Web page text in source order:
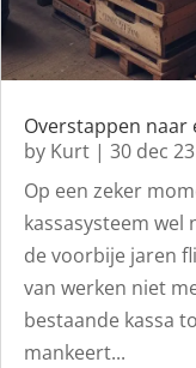
Overstappen naar
by Kurt | 30 dec 23
Op een zeker
kassasysteem wel
de voorbije jaren
van werken niet
bestaande kassa
mankeert...